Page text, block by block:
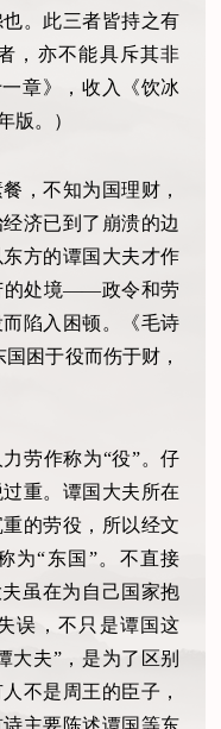
。此三者皆持之有
，亦不能具斥其非
章》，收入《饮冰
版。）
，不知为国理财，
济已到了崩溃的边
方的谭国大夫才作
的处境——政令和劳
陷入困顿。《毛诗
困于役而伤于财，
劳作称为“役”。仔
重。谭国大夫所在
的劳役，所以经文
为“东国”。不直接
虽在为自己国家抱
误，不只是谭国这
大夫”，是为了区别
不是周王的臣子，
主要陈述谭国等东